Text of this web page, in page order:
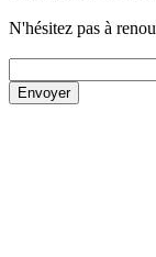
N'hésitez pas à